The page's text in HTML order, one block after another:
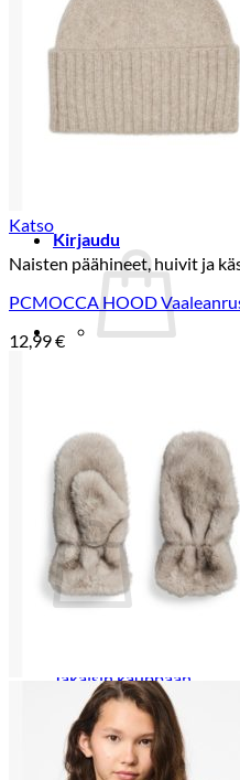
Lasten
Kylpytakit
Lasten asusteet
Vyöt,
Sukat,
Lasten ulkoilu
Lasten takit
Kirjaudu
Etsi:
Ostoskori
Takaisin kauppaan
Katso
Naisten päähineet, huivit ja
PCMOCCA HOOD
12,99€